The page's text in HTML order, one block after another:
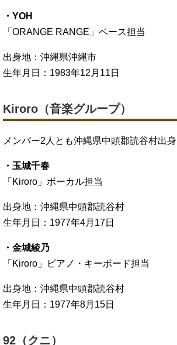
・YOH
「ORANGE RANGE」ベース担当
出身地：沖縄県沖縄市
生年月日：1983年12月11日
Kiroro（音楽グループ）
メンバー2人とも沖縄県中頭郡読谷村出身
・玉城千春
「Kiroro」ボーカル担当
出身地：沖縄県中頭郡読谷村
生年月日：1977年4月17日
・金城綾乃
「Kiroro」ピアノ・キーボード担当
出身地：沖縄県中頭郡読谷村
生年月日：1977年8月15日
92（クニ）